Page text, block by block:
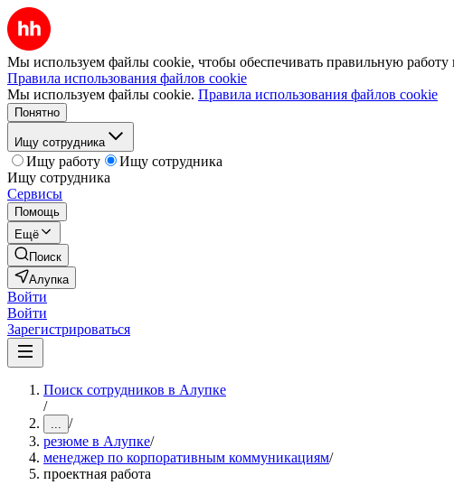
Мы используем файлы cookie, чтобы обеспечивать правильную работу
Правила использования файлов cookie
Мы используем файлы cookie. Правила использования файлов cookie
Понятно
Ищу сотрудника
Ищу работу
Ищу сотрудника
Ищу сотрудника
Сервисы
Помощь
Ещё
Поиск
Алупка
Войти
Войти
Зарегистрироваться
Поиск сотрудников в Алупке
/
... /
резюме в Алупке/
менеджер по корпоративным коммуникациям/
проектная работа